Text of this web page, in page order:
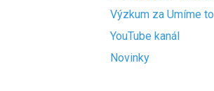
Výzkum za Umíme to
YouTube kanál
Novinky